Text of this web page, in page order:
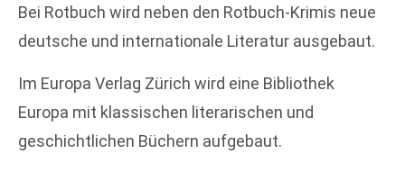
Bei Rotbuch wird neben den Rotbuch-Krimis neue
deutsche und internationale Literatur ausgebaut.
Im Europa Verlag Zürich wird eine Bibliothek
Europa mit klassischen literarischen und
geschichtlichen Büchern aufgebaut.